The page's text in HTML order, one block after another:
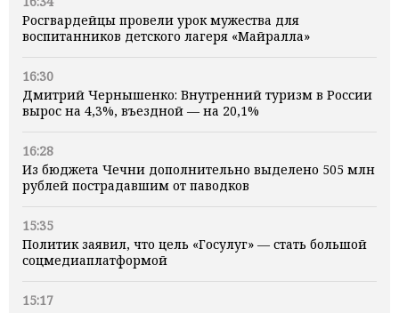
Росгвардейцы провели урок мужества для
воспитанников детского лагеря «Майралла»
16:30
Дмитрий Чернышенко: Внутренний туризм в России
вырос на 4,3%, въездной — на 20,1%
16:28
Из бюджета Чечни дополнительно выделено 505 млн
рублей пострадавшим от паводков
15:35
Политик заявил, что цель «Госулуг» — стать большой
соцмедиаплатформой
15:17